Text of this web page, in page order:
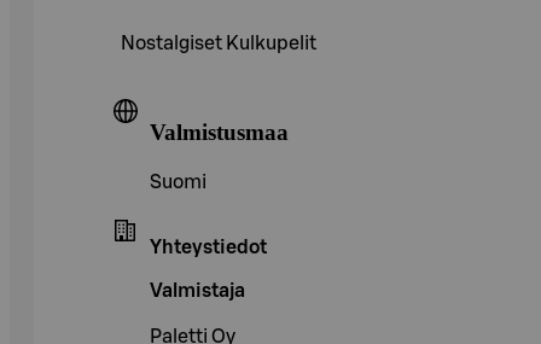
Nostalgiset Kulkupelit
Valmistusmaa
Suomi
Yhteystiedot
Valmistaja
Paletti Oy